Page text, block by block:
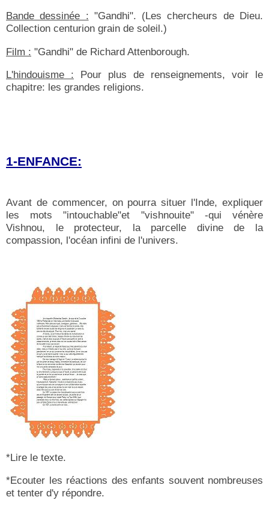
Bande dessinée : "Gandhi". (Les chercheurs de Dieu.
Collection centurion grain de soleil.)
Film : "Gandhi" de Richard Attenborough.
L'hindouisme : Pour plus de renseignements, voir le
chapitre: les grandes religions.
1-ENFANCE:
Avant de commencer, on pourra situer l'Inde, expliquer
les mots "intouchable"et "vishnouite" -qui vénère
Vishnou, le protecteur, la parcelle divine de la
compassion, l'océan infini de l'univers.
*Lire le texte.
*Ecouter les réactions des enfants souvent nombreuses
et tenter d'y répondre.